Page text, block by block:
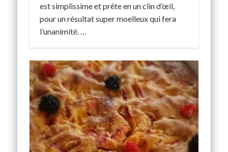
est simplissime et prête en un clin d’œil,
pour un résultat super moelleux qui fera
l’unanimité. …